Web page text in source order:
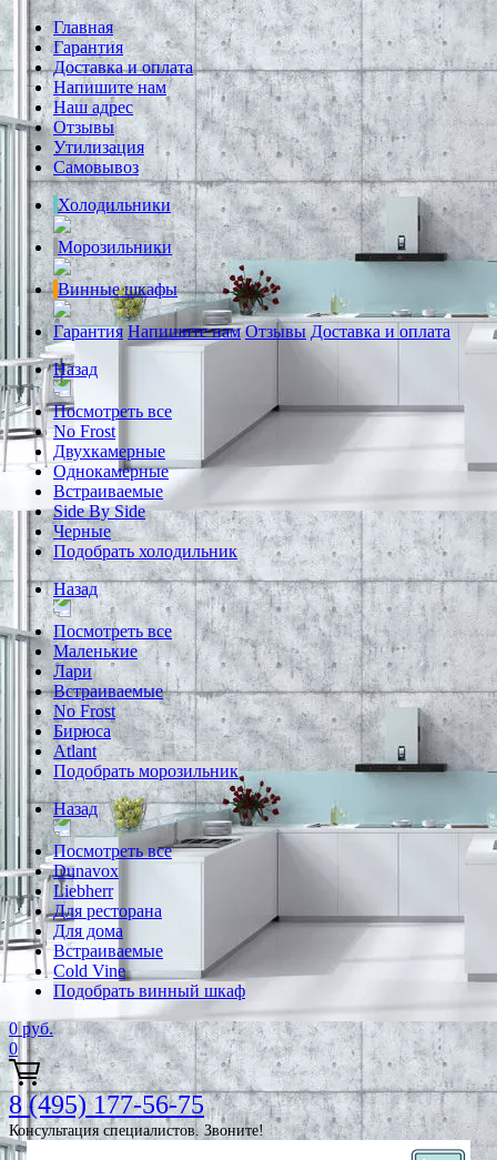
Главная
Гарантия
Доставка и оплата
Напишите нам
Наш адрес
Отзывы
Утилизация
Самовывоз
Холодильники
Морозильники
Винные шкафы
Гарантия Напишите нам Отзывы Доставка и оплата
Назад
Посмотреть все
No Frost
Двухкамерные
Однокамерные
Встраиваемые
Side By Side
Черные
Подобрать холодильник
Назад
Посмотреть все
Маленькие
Лари
Встраиваемые
No Frost
Бирюса
Atlant
Подобрать морозильник
Назад
Посмотреть все
Dunavox
Liebherr
Для ресторана
Для дома
Встраиваемые
Cold Vine
Подобрать винный шкаф
0 руб.
0
8 (495) 177-56-75
Консультация специалистов. Звоните!